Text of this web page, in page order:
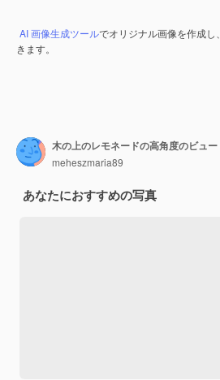
AI 画像生成ツールでオリジナル画像を作成し、
きます。
木の上のレモネードの高角度のビュー
meheszmaria89
あなたにおすすめの写真